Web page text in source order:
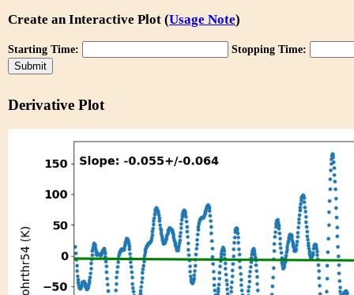
Create an Interactive Plot (Usage Note)
Starting Time: Stopping Time:
Derivative Plot